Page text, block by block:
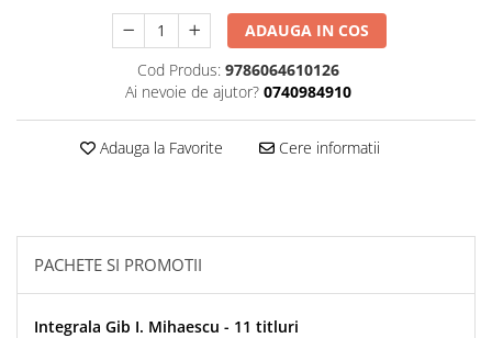
Sociologie si filozofie
ADAUGA IN COS
Cod Produs: 9786064610126
Ai nevoie de ajutor? 0740984910
Adauga la Favorite Cere informatii
PACHETE SI PROMOTII
Integrala Gib I. Mihaescu - 11 titluri